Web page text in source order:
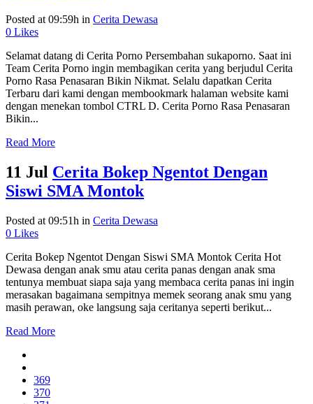
Posted at 09:59h in Cerita Dewasa
0 Likes
Selamat datang di Cerita Porno Persembahan sukaporno. Saat ini
Team Cerita Porno ingin membagikan cerita yang berjudul Cerita
Porno Rasa Penasaran Bikin Nikmat. Selalu dapatkan Cerita
Terbaru dari kami dengan membookmark halaman website kami
dengan menekan tombol CTRL D. Cerita Porno Rasa Penasaran
Bikin...
Read More
11 Jul Cerita Bokep Ngentot Dengan
Siswi SMA Montok
Posted at 09:51h in Cerita Dewasa
0 Likes
Cerita Bokep Ngentot Dengan Siswi SMA Montok Cerita Hot
Dewasa dengan anak smu atau cerita panas dengan anak sma
tentunya membuat siapa saja yang membaca cerita panas ini ingin
merasakan bagaimana sempitnya memek seorang anak smu yang
masih perawan, oke langsung saja ceritanya seperti berikut...
Read More
369
370